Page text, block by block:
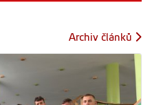
Archiv článků